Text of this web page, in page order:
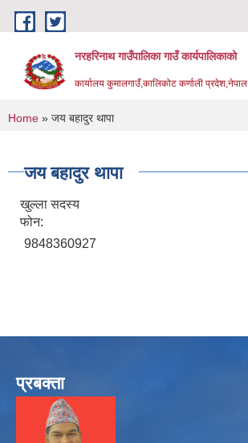
Skip to main content
नरहरिनाथ गाउँपालिका गाउँ कार्यपालिकाको
कार्यालय कुमालगाउँ,कालिकोट कर्णाली प्रदेश,नेपाल
You are here
Home » जय बहादुर थापा
जय बहादुर थापा
खुल्ला सदस्य
फोन:
9848360927
प्रबक्ता